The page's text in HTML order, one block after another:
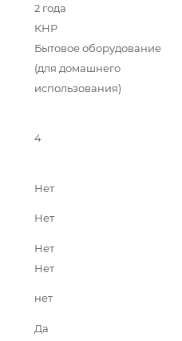
2 года
КНР
Бытовое оборудование
(для домашнего
использования)
4
Нет
Нет
Нет
Нет
нет
Да